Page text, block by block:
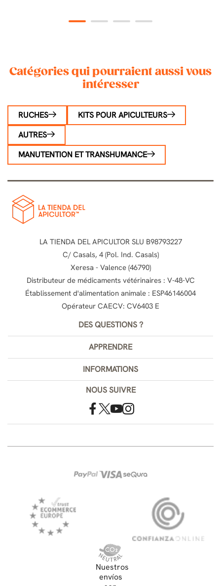
1 2 3 4
Catégories qui pourraient aussi vous
intéresser
RUCHES
KITS POUR APICULTEURS
AUTRES
MANUTENTION ET TRANSHUMANCE
LA TIENDA DEL APICULTOR SLU B98793227
C/ Casals, 4 (Pol. Ind. Casals)
Xeresa - Valence (46790)
Distributeur de médicaments vétérinaires : V-48-VC
Établissement d'alimentation animale : ESP46146004
Opérateur CAECV: CV6403 E
DES QUESTIONS ?
APPRENDRE
INFORMATIONS
NOUS SUIVRE
Nuestros
envíos